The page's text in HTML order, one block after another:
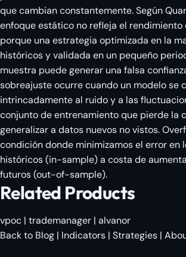
que cambian constantemente. Según
enfoque estático no refleja el rendimiento
porque una estrategia optimizada en la
históricos y validada en un pequeño
muestra puede generar una falsa
sobreajuste ocurre cuando un modelo se
intrincadamente al ruido y a las
conjunto de entrenamiento que pierde la
generalizar a datos nuevos no vistos.
condición donde minimizamos el error en
históricos (in-sample) a costa de
futuros (out-of-sample).
Related Products
vpoc | trademanager | alvanor
Back to Blog | Indicators | Strategies |